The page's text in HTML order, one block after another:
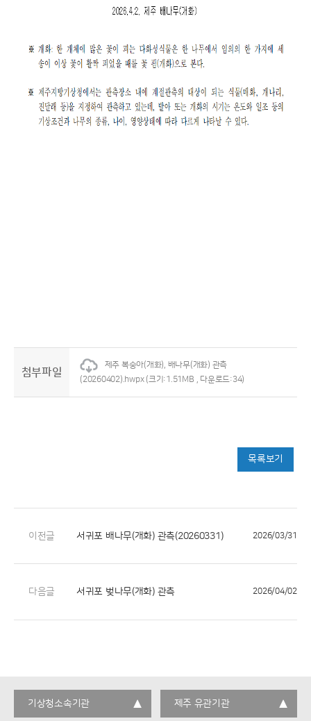
첨부파일
제주 복숭아(개화), 배나무(개화) 관측
(20260402).hwpx (크기:1.51MB , 다운로드:34)
목록보기
이전글 서귀포 배나무(개화) 관측(20260331) 2026/03/31
다음글 서귀포 벚나무(개화) 관측 2026/04/02
기상청소속기관 제주 유관기관